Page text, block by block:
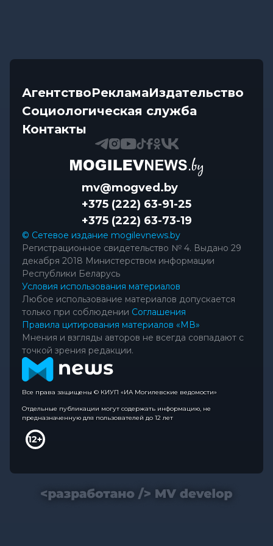
АгентствоРекламаИздательство
Социологическая служба
Контакты
mv@mogved.by
+375 (222) 63-91-25
+375 (222) 63-73-19
© Сетевое издание mogilevnews.by
Регистрационное свидетельство № 4. Выдано 29
декабря 2018 Министерством информации
Республики Беларусь
Условия использования материалов
Любое использование материалов допускается
только при соблюдении Соглашения
Правила цитирования материалов «МВ»
Мнения и взгляды авторов не всегда совпадают с
точкой зрения редакции.
Все права защищены © КИУП «ИА Могилевские ведомости»
Отдельные публикации могут содержать информацию, не
предназначенную для пользователей до 12 лет